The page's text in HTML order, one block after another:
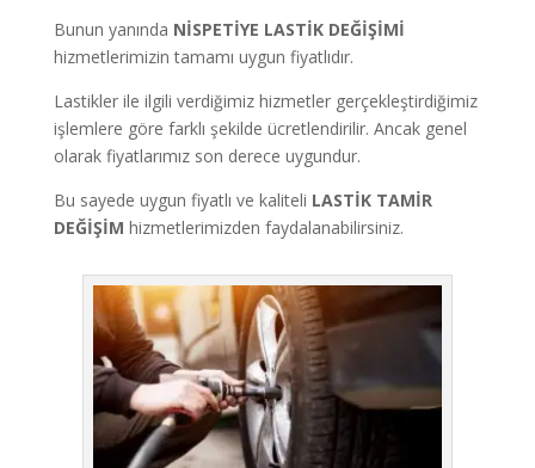
Bunun yanında NİSPETİYE LASTİK DEĞİŞİMİ
hizmetlerimizin tamamı uygun fiyatlıdır.
Lastikler ile ilgili verdiğimiz hizmetler gerçekleştirdiğimiz
işlemlere göre farklı şekilde ücretlendirilir. Ancak genel
olarak fiyatlarımız son derece uygundur.
Bu sayede uygun fiyatlı ve kaliteli LASTİK TAMİR
DEĞİŞİM hizmetlerimizden faydalanabilirsiniz.